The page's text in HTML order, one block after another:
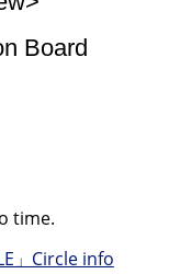
Board
time.
」Circle info